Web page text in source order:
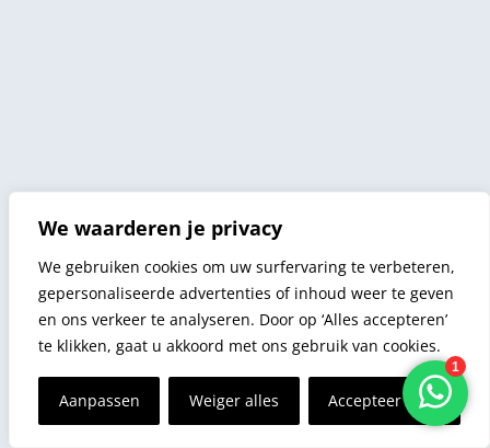
We waarderen je privacy
We gebruiken cookies om uw surfervaring te verbeteren,
gepersonaliseerde advertenties of inhoud weer te geven
en ons verkeer te analyseren. Door op ‘Alles accepteren’
te klikken, gaat u akkoord met ons gebruik van cookies.
Aanpassen Weiger alles Accepteer alles